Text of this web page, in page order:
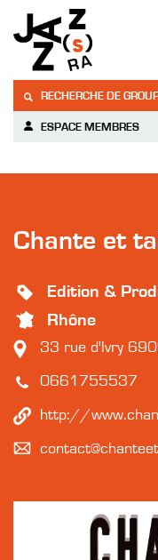
RECHERCHE DE
ESPACE MEMBRES
Chante et
Edition &
Rhône
33 rue d'Ivry
0661755537
http://